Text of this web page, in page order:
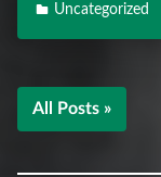
Uncategorized
All Posts »